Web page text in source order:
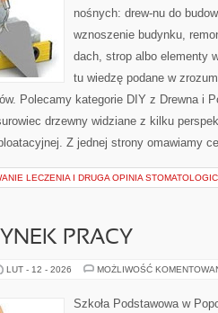
nośnych: drew-nu do
wznoszenie budynku,
dach, strop albo elementy
tu wiedzę podane w
Polecamy kategorie DIY z Drewna i
drzewny widziane z kilku
Z jednej strony omawiamy
LECZENIA I DRUGA OPINIA
PRACY
LUT - 12 - 2026 MOŻLIWOŚĆ
Szkoła Podstawowa w